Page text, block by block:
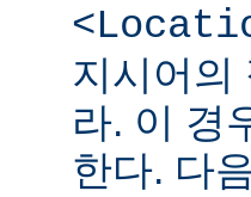
지시어의
라. 이 경
한다. 다